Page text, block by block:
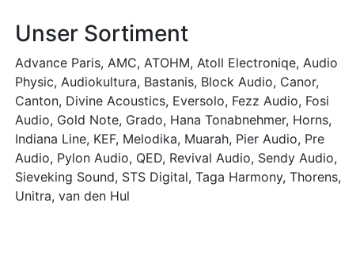
Unser Sortiment
Advance Paris, AMC, ATOHM, Atoll Electroniqe, Audio
Physic, Audiokultura, Bastanis, Block Audio, Canor,
Canton, Divine Acoustics, Eversolo, Fezz Audio, Fosi
Audio, Gold Note, Grado, Hana Tonabnehmer, Horns,
Indiana Line, KEF, Melodika, Muarah, Pier Audio, Pre
Audio, Pylon Audio, QED, Revival Audio, Sendy Audio,
Sieveking Sound, STS Digital, Taga Harmony, Thorens,
Unitra, van den Hul